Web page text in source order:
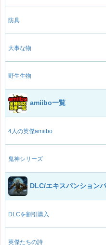
防具
大事な物
野生生物
amiibo一覧
4人の英傑amiibo
鬼神シリーズ
DLC/エキスパンション
DLCを割引購入
英傑たちの詩